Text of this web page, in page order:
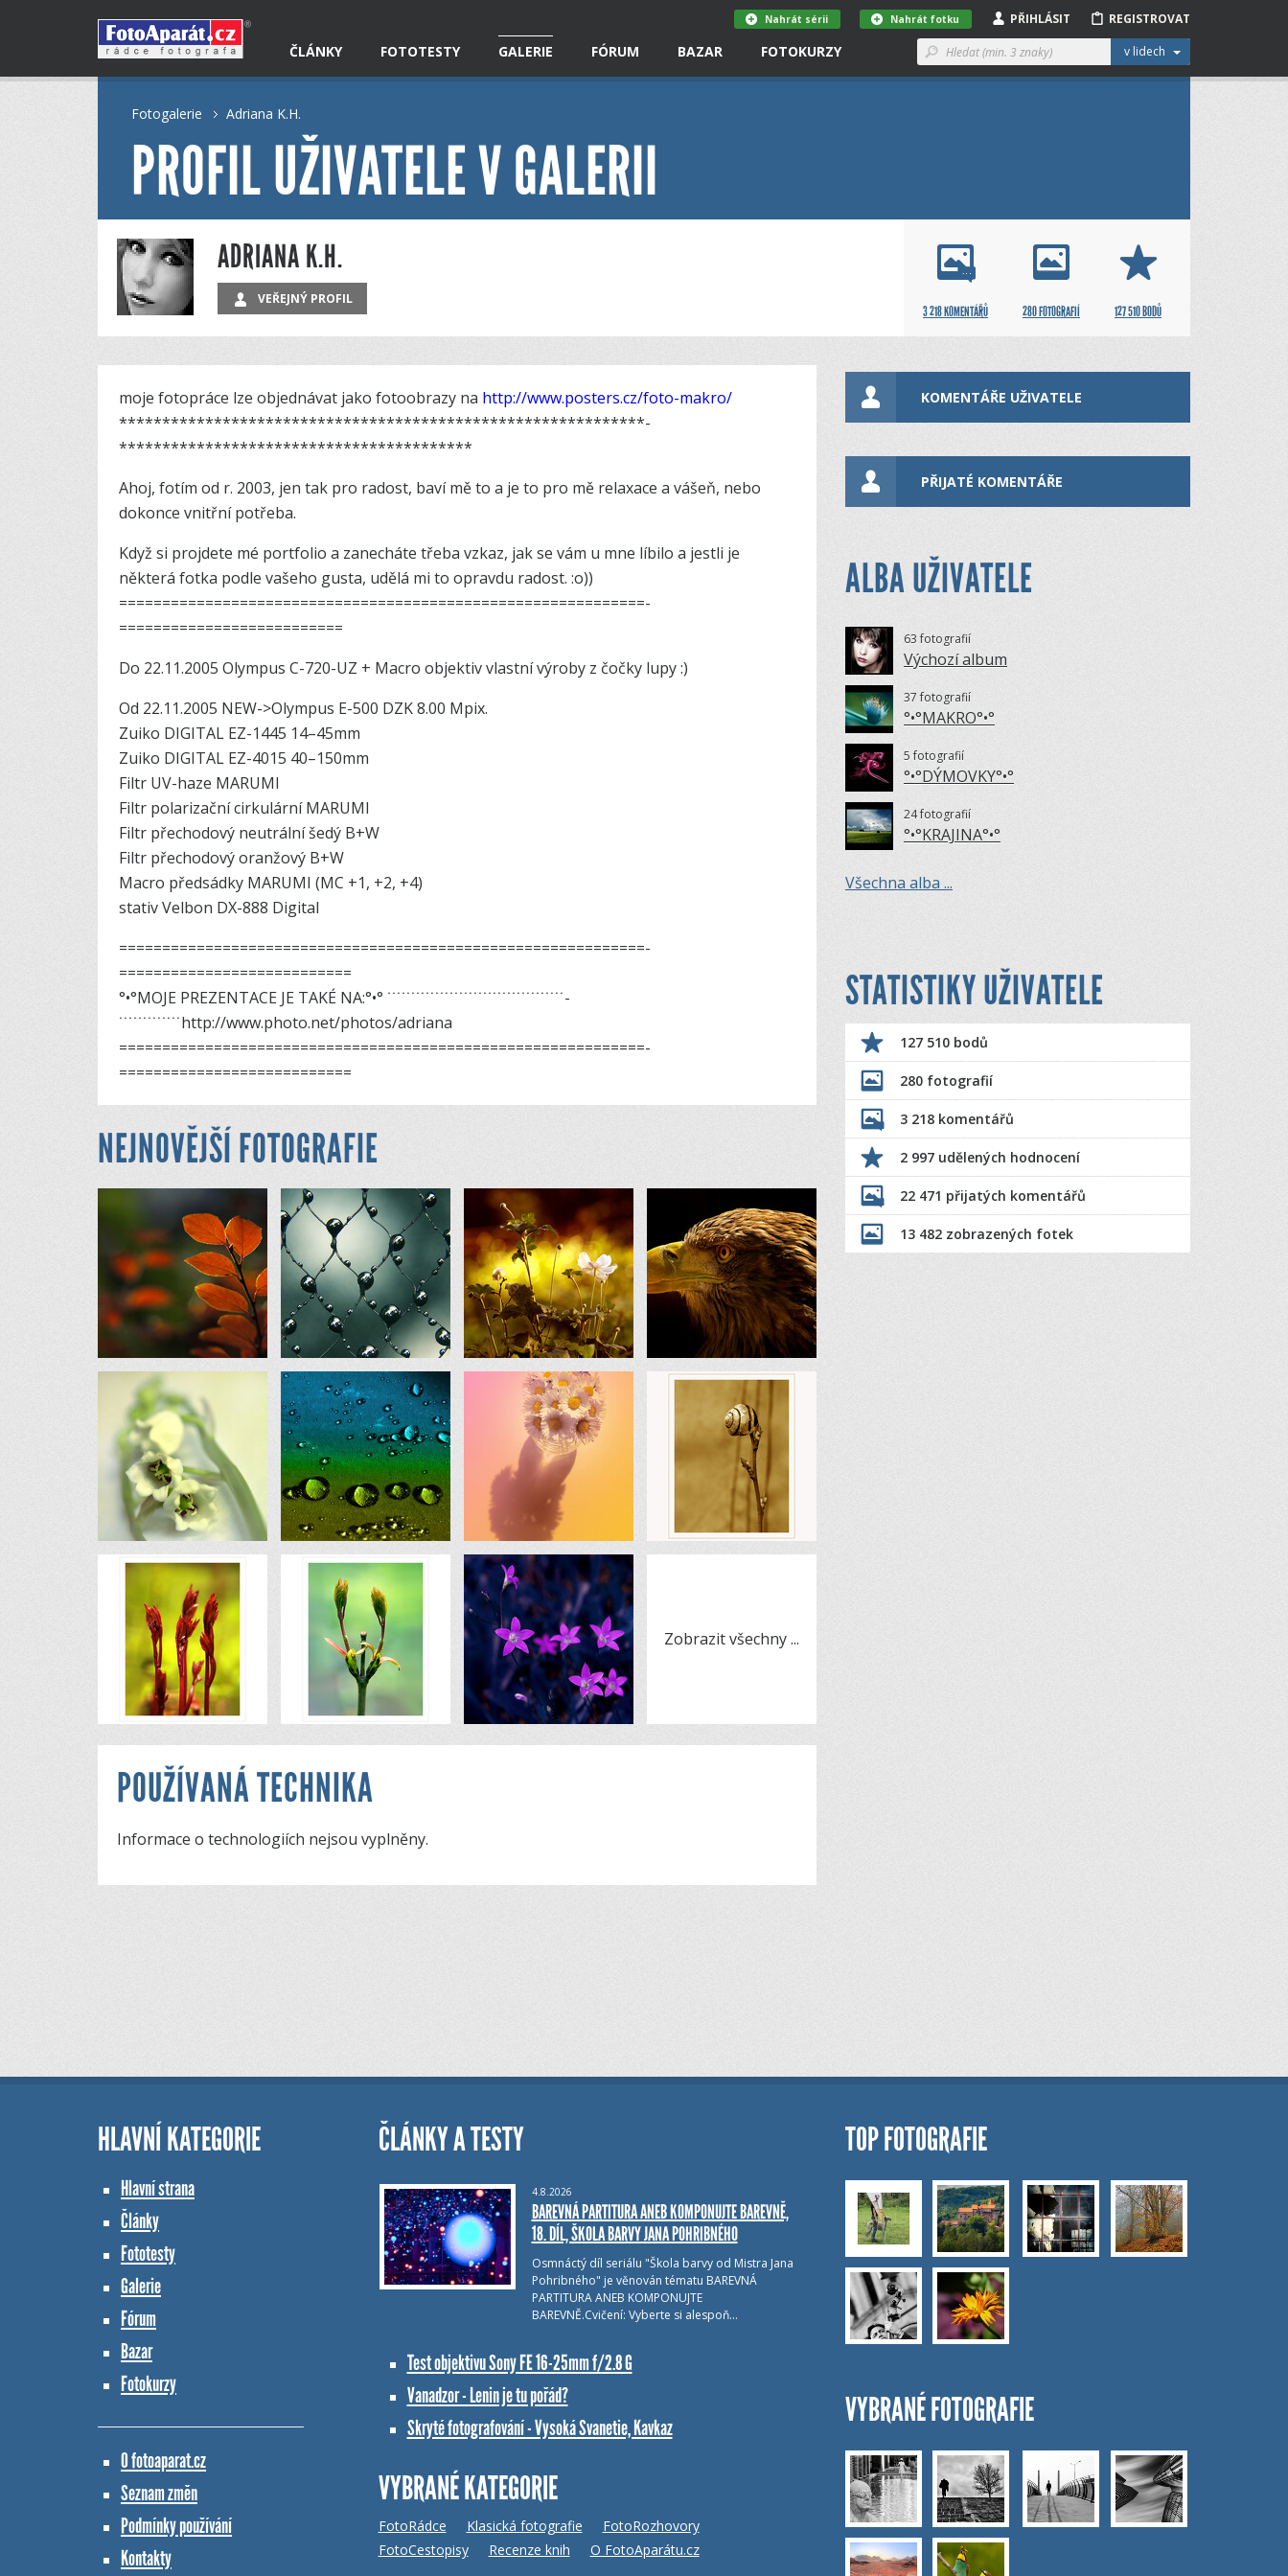
ČLÁNKY FOTOTESTY GALERIE FÓRUM BAZAR FOTOKURZY v lidech
REGISTROVAT
PŘIHLÁSIT
Nahrát fotku
Nahrát sérii
Fotogalerie Adriana K.H.
PROFIL UŽIVATELE V GALERII
ADRIANA K.H.
VEŘEJNÝ PROFIL
3 218 KOMENTÁŘŮ
280 FOTOGRAFIÍ 127 510 BODŮ
moje fotopráce lze objednávat jako fotoobrazy na http://www.posters.cz/foto-makro/
*************­************************­************************­
************************­*****************
Ahoj, fotím od r. 2003, jen tak pro radost, baví mě to a je to pro mě relaxace a vášeň, nebo
dokonce vnitřní potřeba.
Když si projdete mé portfolio a zanecháte třeba vzkaz, jak se vám u mne líbilo a jestli je
některá fotka podle vašeho gusta, udělá mi to opravdu radost. :o))
=============­========================­========================­
========================­==
Do 22.11.2005 Olympus C-720-UZ + Macro objektiv vlastní výroby z čočky lupy :)
Od 22.11.2005 NEW->Olympus E-500 DZK 8.00 Mpix.
Zuiko DIGITAL EZ-1445 14–45mm
Zuiko DIGITAL EZ-4015 40–150mm
Filtr UV-haze MARUMI
Filtr polarizační cirkulární MARUMI
Filtr přechodový neutrální šedý B+W
Filtr přechodový oranžový B+W
Macro předsádky MARUMI (MC +1, +2, +4)
stativ Velbon DX-888 Digital
=============­========================­========================­
========================­===
°•°MOJE PREZENTACE JE TAKÉ NA:°•° ˙˙˙˙˙˙˙˙˙˙˙˙˙­˙˙˙˙˙˙˙˙˙˙˙˙˙˙˙˙˙˙˙˙˙˙˙˙­
˙˙˙˙˙˙˙˙˙˙˙˙˙http://www­.photo.net/pho­tos/adriana
=============­========================­========================­
========================­===
NEJNOVĚJŠÍ FOTOGRAFIE
Zobrazit všechny...
POUŽÍVANÁ TECHNIKA
Informace o technologiích nejsou vyplněny.
KOMENTÁŘE UŽIVATELE
PŘIJATÉ KOMENTÁŘE
ALBA UŽIVATELE
63 fotografií
Výchozí album
37 fotografií
°•°MAKRO°•°
5 fotografií
°•°DÝMOVKY°•°
24 fotografií
°•°KRAJINA°•°
Všechna alba ...
STATISTIKY UŽIVATELE
127 510 bodů
280 fotografií
3 218 komentářů
2 997 udělených hodnocení
22 471 přijatých komentářů
13 482 zobrazených fotek
HLAVNÍ KATEGORIE
Hlavní strana
Články
Fototesty
Galerie
Fórum
Bazar
Fotokurzy
O fotoaparat.cz
Seznam změn
Podmínky používání
Kontakty
ČLÁNKY A TESTY
4.8.2026
BAREVNÁ PARTITURA ANEB KOMPONUJTE BAREVNĚ,
18. DÍL, ŠKOLA BARVY JANA POHRIBNÉHO
Osmnáctý díl seriálu "Škola barvy od Mistra Jana
Pohribného" je věnován tématu BAREVNÁ
PARTITURA ANEB KOMPONUJTE
BAREVNĚ.Cvičení: Vyberte si alespoň…
Test objektivu Sony FE 16-25mm f/2.8 G
Vanadzor - Lenin je tu pořád?
Skryté fotografování - Vysoká Svanetie, Kavkaz
VYBRANÉ KATEGORIE
FotoRádce Klasická fotografie
FotoRozhovory
FotoCestopisy
Recenze knih O FotoAparátu.cz
TOP FOTOGRAFIE
VYBRANÉ FOTOGRAFIE